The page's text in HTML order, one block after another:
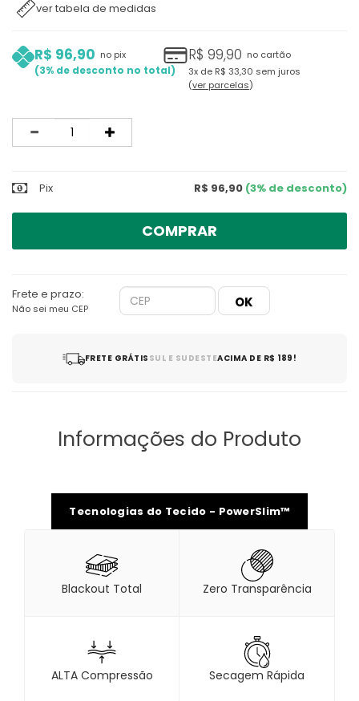
ver tabela de medidas
R$ 96,90
3%
no pix R$ 99,90 no cartão
3x de R$ 33,30 sem juros
ver parcelas
Quantidade
Pix R$ 96,90 (3% de desconto)
COMPRAR
Frete e prazo:
Não sei meu CEP
FRETE GRÁTIS SUL E SUDESTEACIMA DE R$ 189!
Informações do Produto
Tecnologias do Tecido - PowerSlim™
Blackout Total Zero Transparência
ALTA Compressão Secagem Rápida